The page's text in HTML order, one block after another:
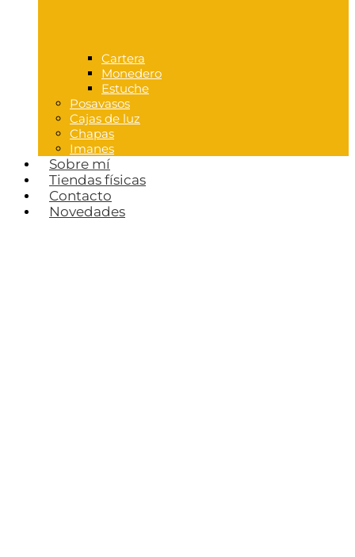
Cartera
Monedero
Estuche
Posavasos
Cajas de luz
Chapas
Imanes
Sobre mí
Tiendas físicas
Contacto
Novedades